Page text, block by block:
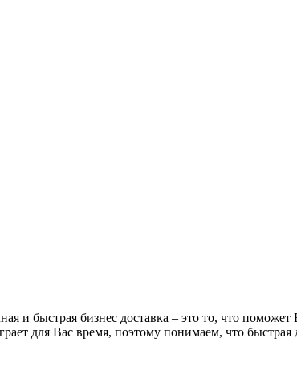
и быстрая бизнес доставка – это то, что
для Вас время, поэтому понимаем, что быстрая